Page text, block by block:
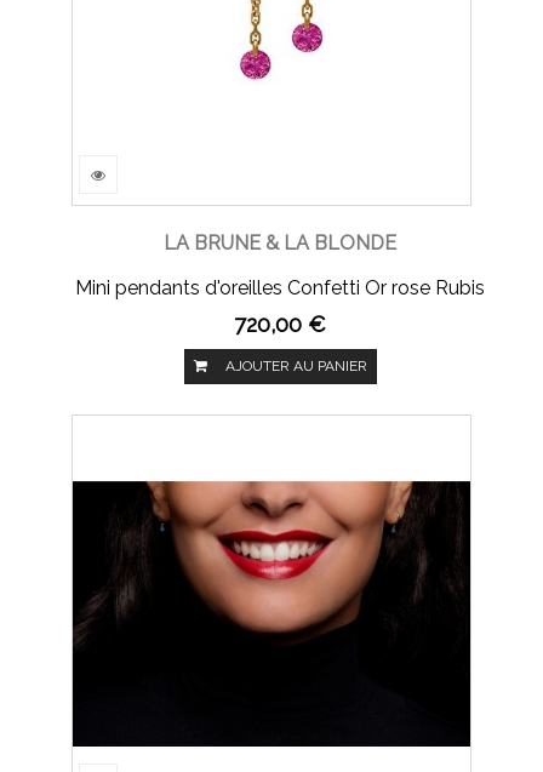
LA BRUNE & LA BLONDE
Mini pendants d'oreilles Confetti Or rose Rubis
720,00 €
AJOUTER AU PANIER